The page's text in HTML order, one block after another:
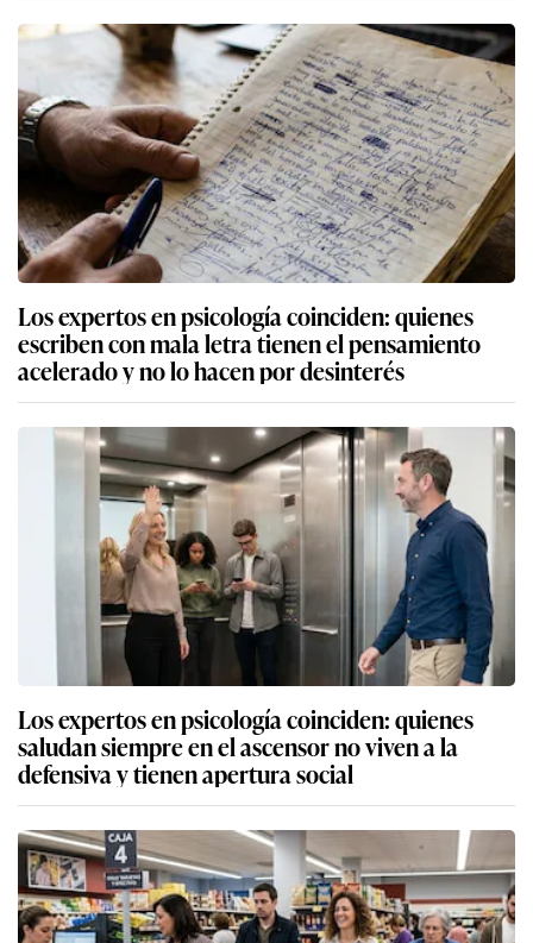
Los expertos en psicología coinciden: quienes
escriben con mala letra tienen el pensamiento
acelerado y no lo hacen por desinterés
Los expertos en psicología coinciden: quienes
saludan siempre en el ascensor no viven a la
defensiva y tienen apertura social